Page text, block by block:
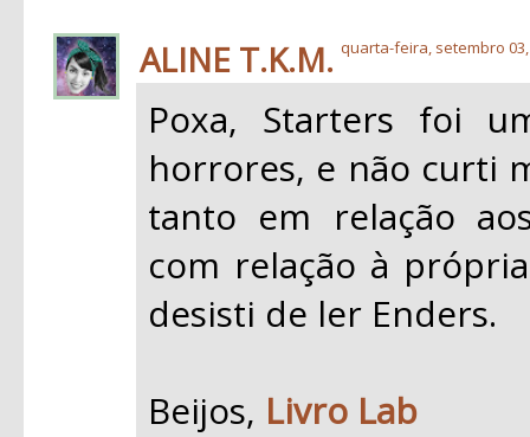
ALINE T.K.M. quarta-feira, setembro 03,
Poxa, Starters foi
horrores, e não curti
tanto em relação
com relação à
desisti de ler Enders.
Beijos, Livro Lab